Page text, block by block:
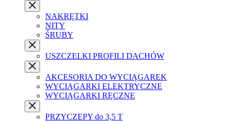
NAKRĘTKI
NITY
ŚRUBY
USZCZELKI PROFILI DACHÓW
AKCESORIA DO WYCIĄGAREK
WYCIĄGARKI ELEKTRYCZNE
WYCIĄGARKI RĘCZNE
PRZYCZEPY do 3,5 T